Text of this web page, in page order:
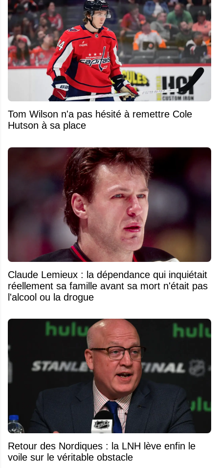
Tom Wilson n'a pas hésité à remettre Cole
Hutson à sa place
Claude Lemieux : la dépendance qui inquiétait
réellement sa famille avant sa mort n'était pas
l'alcool ou la drogue
Retour des Nordiques : la LNH lève enfin le
voile sur le véritable obstacle